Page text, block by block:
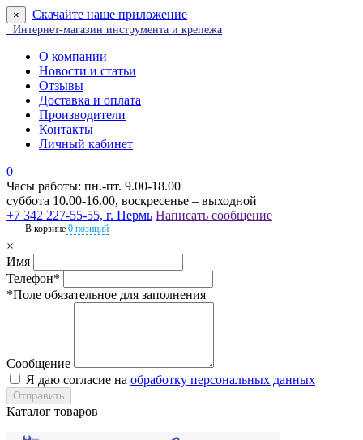
× Скачайте наше приложение
Интернет-магазин инструмента и крепежа
О компании
Новости и статьи
Отзывы
Доставка и оплата
Производители
Контакты
Личный кабинет
0
Часы работы: пн.-пт. 9.00-18.00
суббота 10.00-16.00, воскресенье – выходной
+7 342 227-55-55, г. Пермь Написать сообщение
В корзине 0 позиций
×
Имя
Телефон*
*Поле обязательное для заполнения
Сообщение
Я даю согласие на обработку персональных данных
Каталог товаров